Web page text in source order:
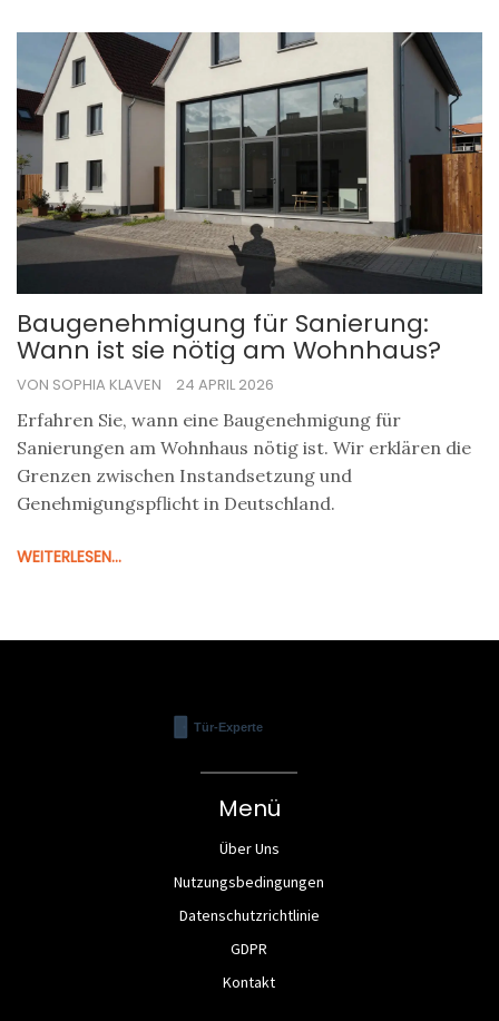
Baugenehmigung für Sanierung:
Wann ist sie nötig am Wohnhaus?
VON SOPHIA KLAVEN 24 APRIL 2026
Erfahren Sie, wann eine Baugenehmigung für
Sanierungen am Wohnhaus nötig ist. Wir erklären die
Grenzen zwischen Instandsetzung und
Genehmigungspflicht in Deutschland.
WEITERLESEN...
Menü
Über Uns
Nutzungsbedingungen
Datenschutzrichtlinie
GDPR
Kontakt